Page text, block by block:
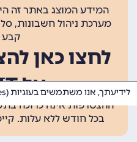
המידע המוצג באתר זה
מערכת ניהול חשבונות,
קבע
לחצו כאן
אל SUMIT
בכל חודש ללא עלות.
לידיעתך, אנו משתמשים בעוגיות (cookies) באתר זה.